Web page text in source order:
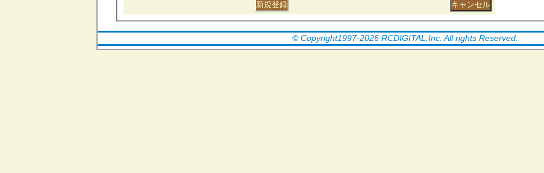
©Copyright1997-2026RCDIGITAL,Inc. All rights Reserved.